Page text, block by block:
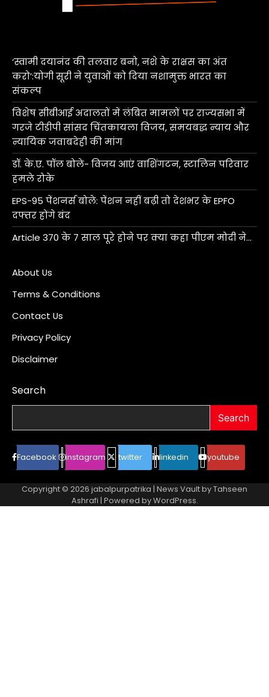
‘स्वामी दयानंद की तलवार बनो, नशे के राक्षस का अंत
करो’:योगी सूरी ने युवाओं को दिया नशामुक्त भारत का
संकल्प
विशेष सीबीआई अदालतों में लंबित मामलों पर राज्यसभा में
गरजे टीडीपी सांसद चिंतकायला विजय, समयबद्ध न्याय और
न्यायिक जवाबदेही की मांग
डॉ. के.ए. पॉल बोले- विजय आएं वाशिंगटन, स्टालिन परिवार
हमले रोके
EPS-95 पेंशनर्स बोले: पेंशन नहीं बढ़ी तो देशभर के EPFO
दफ्तर होंगे बंद
Article 370 के 7 साल पूरे होने पर क्या कहा पीएम मोदी ने…
About Us
Terms & Conditions
Contact Us
Privacy Policy
Disclaimer
Search
Search
Facebook instagram twitter linkedin youtube
Copyright © 2026 jabalpurpatrika | News Vault byTahseen
Ashrafi | Powered byWordPress.